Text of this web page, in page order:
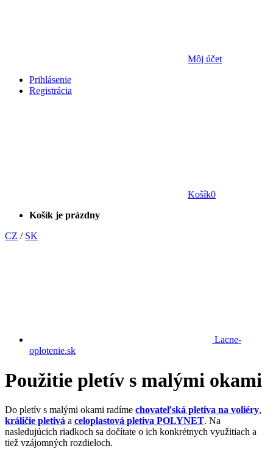
Môj účet
Prihlásenie
Registrácia
Košík0
Košík je prázdny
CZ / SK
Lacne-
oplotenie.sk
Použitie pletív s malými okami
Do pletív s malými okami radíme chovateľská pletiva na voliéry,
králičie pletivá a celoplastová pletiva POLYNET. Na
nasledujúcich riadkoch sa dočítate o ich konkrétnych využitiach a
tiež vzájomných rozdieloch.